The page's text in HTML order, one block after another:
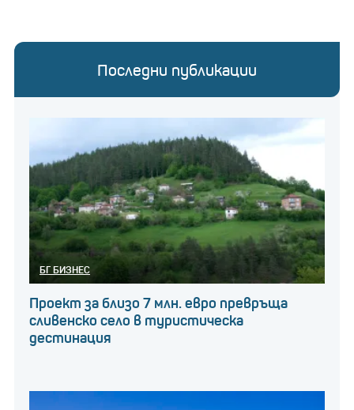
Последни публикации
БГ БИЗНЕС
Проект за близо 7 млн. евро превръща
сливенско село в туристическа
дестинация